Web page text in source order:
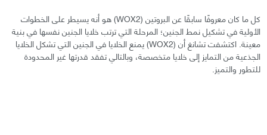
كل ما كان معروفًا سابقًا عن البروتين (WOX2) هو أنه يسيطر على الخطوات
الأولية في تشكيل نمط الجنين؛ المرحلة التي ترتب خلايا الجنين نفسها في بنية
معينة. اكتشفت تشانغ أن (WOX2) يمنع الخلايا في الجنين التي تشكل الخلايا
الجذعية من التمايز إلى خلايا متخصصة، وبالتالي تفقد قدرتها غير المحدودة
للتطور والتميز.